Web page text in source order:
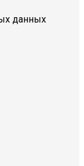
данных